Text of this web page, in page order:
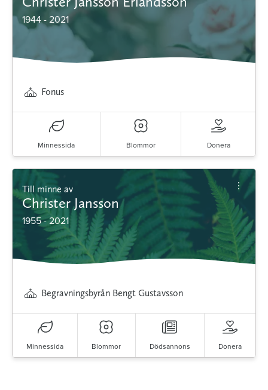
1944 - 2021
Fonus
Minnessida Blommor Donera
Till minne av
Christer Jansson
1955 - 2021
Begravningsbyrån Bengt Gustavsson
Minnessida Blommor Dödsannons Donera